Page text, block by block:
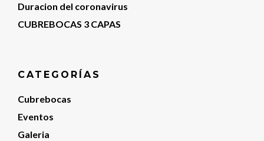
Duracion del coronavirus
CUBREBOCAS 3 CAPAS
CATEGORÍAS
Cubrebocas
Eventos
Galeria